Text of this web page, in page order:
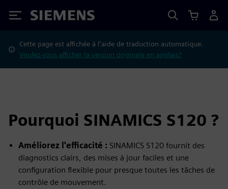
Siemens
Cette page est affichée à l'aide de traduction automatique.
Voulez-vous afficher la version originale en anglais?
Pourquoi SINAMICS S120 ?
Améliorez l'efficacité : SINAMICS S120 fournit des
diagnostics clairs, des mises à jour faciles et une
configuration flexible pour presque toutes les tâches de
contrôle de mouvement.